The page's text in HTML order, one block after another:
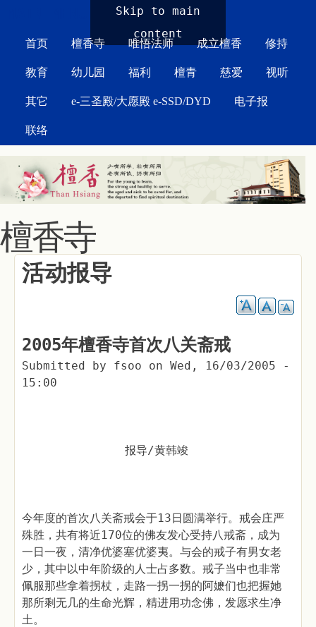
Skip to main
content
首页 檀香寺 唯悟法师 成立檀香 修持
教育 幼儿园 福利 檀青 慈爱 视听
其它 e-三圣殿/大愿殿 e-SSD/DYD 电子报
联络
檀香寺
活动报导
2005年檀香寺首次八关斋戒
Submitted by fsoo on Wed, 16/03/2005 -
15:00
报导/黄韩竣
今年度的首次八关斋戒会于13日圆满举行。戒会庄严
殊胜，共有将近170位的佛友发心受持八戒斋，成为
一日一夜，清净优婆塞优婆夷。与会的戒子有男女老
少，其中以中年阶级的人士占多数。戒子当中也非常
佩服那些拿着拐杖，走路一拐一拐的阿嬷们也把握她
那所剩无几的生命光辉，精进用功念佛，发愿求生净
土。